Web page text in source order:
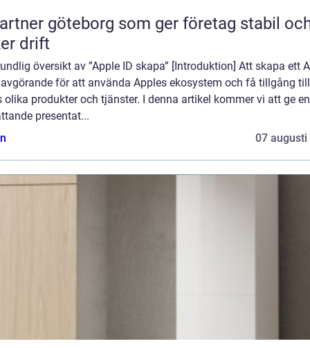
göteborg som ger företag stabil
drift
översikt av ”Apple ID skapa” [Introduktion] Att skapa ett
för att använda Apples ekosystem och få tillgång till
olika produkter och tjänster. I denna artikel kommer vi att ge en
presentat...
07 augusti